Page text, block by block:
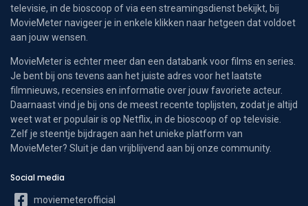
televisie, in de bioscoop of via een streamingsdienst bekijkt, bij
MovieMeter navigeer je in enkele klikken naar hetgeen dat voldoet
aan jouw wensen.
MovieMeter is echter meer dan een databank voor films en series.
Je bent bij ons tevens aan het juiste adres voor het laatste
filmnieuws, recensies en informatie over jouw favoriete acteur.
Daarnaast vind je bij ons de meest recente toplijsten, zodat je altijd
weet wat er populair is op Netflix, in de bioscoop of op televisie.
Zelf je steentje bijdragen aan het unieke platform van
MovieMeter? Sluit je dan vrijblijvend aan bij onze community.
Social media
moviemeterofficial